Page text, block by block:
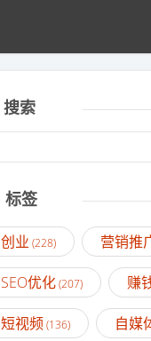
搜索
标签
创业 (228) 营销推
SEO优化(207) 赚
短视频(136) 自媒